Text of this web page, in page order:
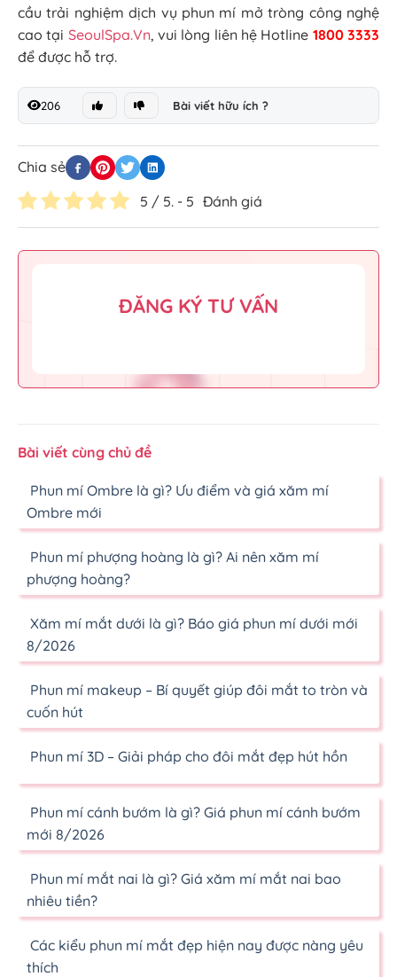
cầu trải nghiệm dịch vụ phun mí mở tròng công nghệ
cao tại SeoulSpa.Vn, vui lòng liên hệ Hotline 1800 3333
để được hỗ trợ.
206 Bài viết hữu ích ?
Chia sẻ
Đánh giá
5 / 5. - 5
ĐĂNG KÝ TƯ VẤN
Bài viết cùng chủ đề
Phun mí Ombre là gì? Ưu điểm và giá xăm mí
Ombre mới
Phun mí phượng hoàng là gì? Ai nên xăm mí
phượng hoàng?
Xăm mí mắt dưới là gì? Báo giá phun mí dưới mới
8/2026
Phun mí makeup – Bí quyết giúp đôi mắt to tròn và
cuốn hút
Phun mí 3D – Giải pháp cho đôi mắt đẹp hút hồn
Phun mí cánh bướm là gì? Giá phun mí cánh bướm
mới 8/2026
Phun mí mắt nai là gì? Giá xăm mí mắt nai bao
nhiêu tiền?
Các kiểu phun mí mắt đẹp hiện nay được nàng yêu
thích